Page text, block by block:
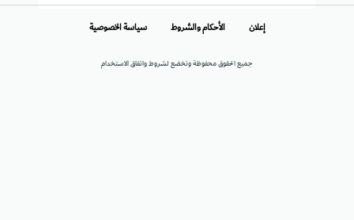
جميع الحقوق محفوظة وتخضع لشروط واتفاق الاستخدام
إعلان الأحكام والشروط سياسة الخصوصية